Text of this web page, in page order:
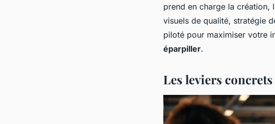
prend en charge la
visuels de qualité, stratégie
piloté pour maximiser votre
éparpiller.
Les leviers